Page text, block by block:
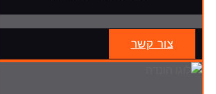
צור קשר